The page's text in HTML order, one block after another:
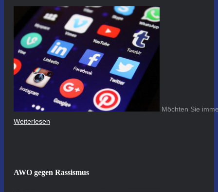
Möchten Sie
Weiterlesen
AWO gegen Rassismus